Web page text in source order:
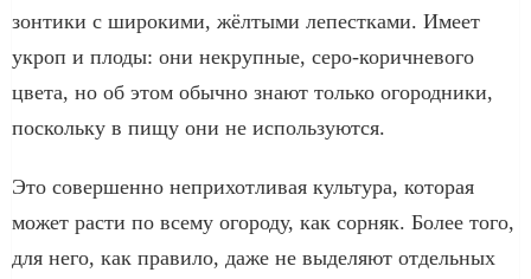
зонтики с широкими, жёлтыми лепестками. Имеет
укроп и плоды: они некрупные, серо-коричневого
цвета, но об этом обычно знают только огородники,
поскольку в пищу они не используются.
Это совершенно неприхотливая культура, которая
может расти по всему огороду, как сорняк. Более того,
для него, как правило, даже не выделяют отдельных